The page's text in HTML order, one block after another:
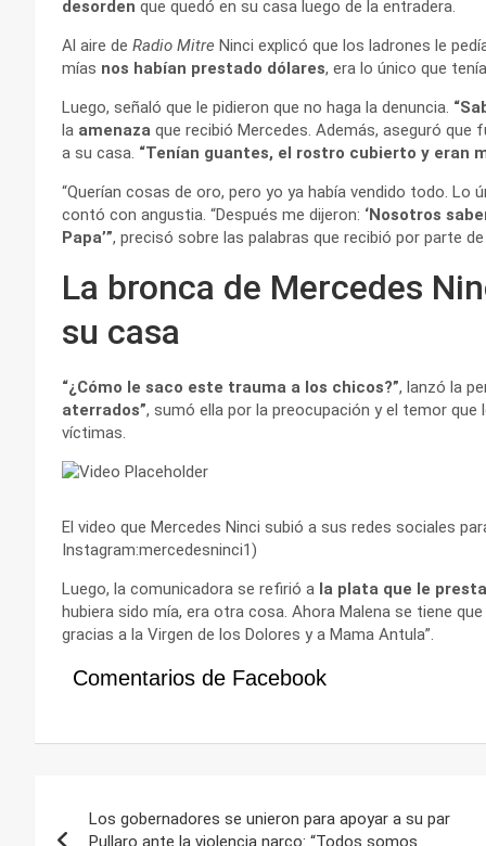
desorden que quedó en su casa luego de la entradera.
Al aire de Radio Mitre Ninci explicó que los ladrones le
mías nos habían prestado dólares, era lo único que
Luego, señaló que le pidieron que no haga la denuncia.
la amenaza que recibió Mercedes. Además, aseguró
a su casa. “Tenían guantes, el rostro cubierto y eran
“Querían cosas de oro, pero yo ya había vendido todo. Lo
contó con angustia. “Después me dijeron: ‘Nosotros
Papa’”, precisó sobre las palabras que recibió por parte
La bronca de Mercedes
su casa
“¿Cómo le saco este trauma a los chicos?”, lanzó la
aterrados”, sumó ella por la preocupación y el temor
víctimas.
El video que Mercedes Ninci subió a sus redes sociales
Instagram:mercedesninci1)
Luego, la comunicadora se refirió a la plata que le
hubiera sido mía, era otra cosa. Ahora Malena se tiene
gracias a la Virgen de los Dolores y a Mama Antula”.
Comentarios de Facebook
Los gobernadores se unieron para apoyar a su par
Pullaro ante la violencia narco: “Todos somos